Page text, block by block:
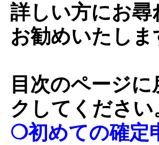
詳しい方にお
お勧めいたしま
目次のページ
クしてください
❍初めての確定